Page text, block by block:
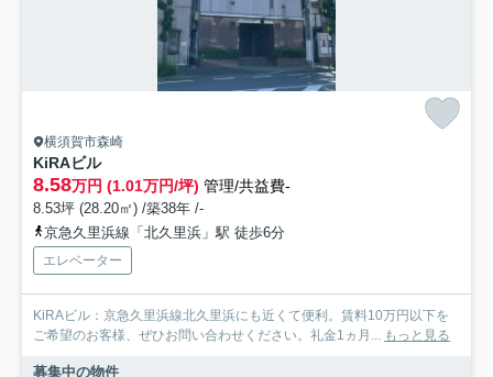
横須賀市森崎
KiRAビル
8.58万円 (1.01万円/坪) 管理/共益費-
8.53坪 (28.20㎡) /築38年 /-
京急久里浜線「北久里浜」駅 徒歩6分
エレベーター
KiRAビル：京急久里浜線北久里浜にも近くて便利。賃料10万円以下を
ご希望のお客様、ぜひお問い合わせください。礼金1ヵ月... もっと見る
募集中の物件